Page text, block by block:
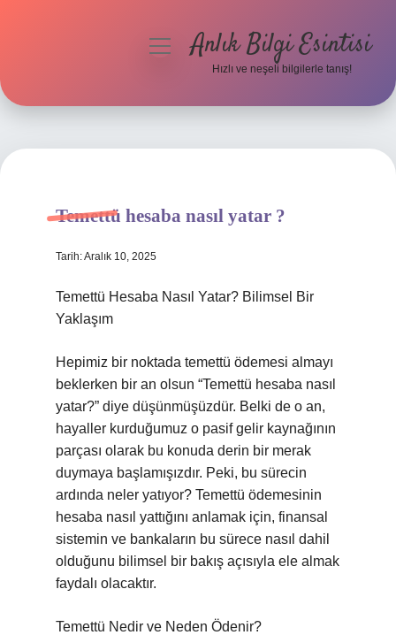
Hakkımızda
menüyüAnlık Bilgi Esintisi
Hızlı ve neşeli bilgilerle tanış!
Temettü hesaba nasıl yatar ?
Tarih: Aralık 10, 2025
Temettü Hesaba Nasıl Yatar? Bilimsel Bir
Yaklaşım
Hepimiz bir noktada temettü ödemesi almayı
beklerken bir an olsun “Temettü hesaba nasıl
yatar?” diye düşünmüşüzdür. Belki de o an,
hayaller kurduğumuz o pasif gelir kaynağının
parçası olarak bu konuda derin bir merak
duymaya başlamışızdır. Peki, bu sürecin
ardında neler yatıyor? Temettü ödemesinin
hesaba nasıl yattığını anlamak için, finansal
sistemin ve bankaların bu sürece nasıl dahil
olduğunu bilimsel bir bakış açısıyla ele almak
faydalı olacaktır.
Temettü Nedir ve Neden Ödenir?